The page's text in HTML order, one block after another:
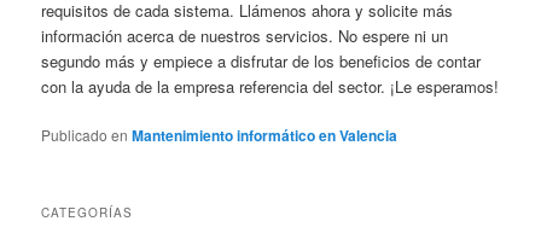
requisitos de cada sistema. Llámenos ahora y solicite más
información acerca de nuestros servicios. No espere ni un
segundo más y empiece a disfrutar de los beneficios de contar
con la ayuda de la empresa referencia del sector. ¡Le esperamos!
Publicado en Mantenimiento informático en Valencia
CATEGORÍAS